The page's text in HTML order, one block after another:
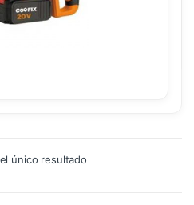
único resultado